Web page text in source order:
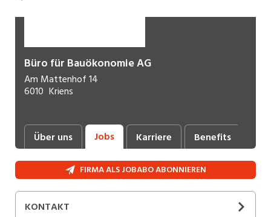
Büro für Bauökonomie AG
Am Mattenhof 14
6010 Kriens
Über uns Jobs Karriere Benefits
FIRMA ALS JOBABO ABONNIEREN
KONTAKT